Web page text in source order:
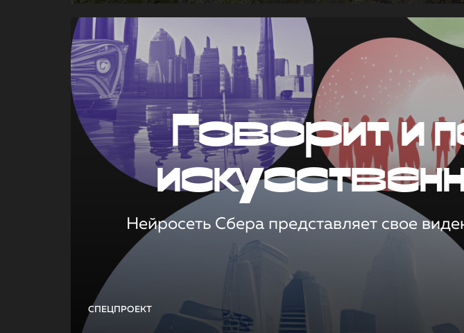
СПЕЦПРОЕКТ
Говорит и
Нейросеть Сбера представляет свое